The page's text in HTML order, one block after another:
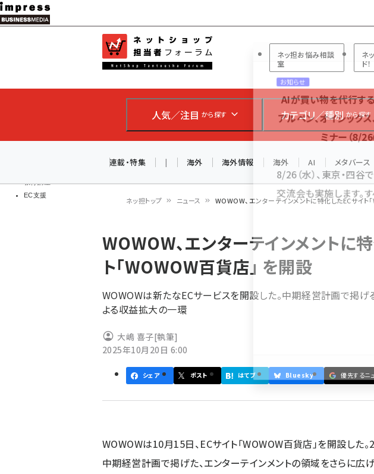
メ
イ
ン
ツ
移
教育講座
EC支援
ネットショップ担当者フォーラム
ネッ担お悩み相談
室
ネ
ド！
人気／注目 から探す カテゴリ／種別 から探す
連載・特集 | 海外 海外情報 海外 AI メタバース
ン
く
ず
ネッ担トップ ニュース WOWOW、エンターテインメントに特化したECサイト
WOWOW、エンターテインメントに
ト「WOWOW百貨店」 を開設
WOWOWは新たなECサービスを開設した。中期経営計画で掲
よる収益拡大の一環
大嶋 喜子[執筆]
2025年10月20日 6:00
シェア ポスト はてブ Bluesky 優先するニ
WOWOWは10月15日、ECサイト「WOWOW百貨店」を開設した
中期経営計画で掲げた、エンターテインメントの領域をさらに広
お知らせ
AIが買い物を代行す
アルペン、オイシック
ミナー（8/
8/26（水）、東京・四
交流会も実施します。